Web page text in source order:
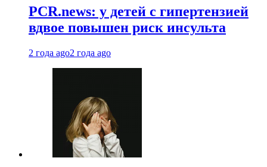
PCR.news: у детей с гипертензией
вдвое повышен риск инсульта
2 года ago2 года ago